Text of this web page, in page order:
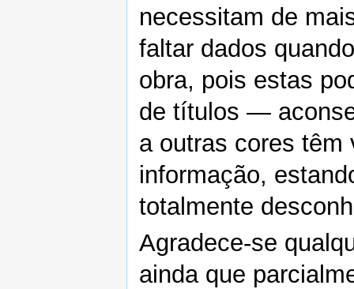
necessitam de
faltar dados
obra, pois estas
de títulos —
a outras cores têm
informação,
totalmente
Agradece-se
ainda que